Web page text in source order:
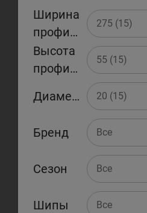
Ширина
профиля
275 (15)
Высота
профиля
55 (15)
Диаметр 20 (15)
Бренд Все
Сезон Все
Шипы Все